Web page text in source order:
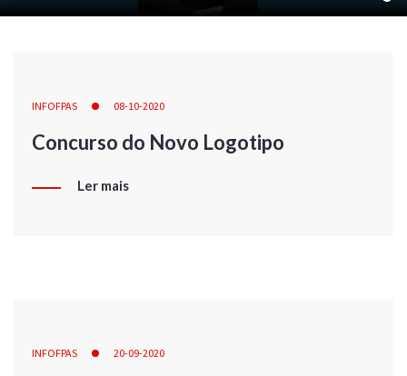
INFOFPAS 08-10-2020
Concurso do Novo Logotipo
Ler mais
INFOFPAS 20-09-2020